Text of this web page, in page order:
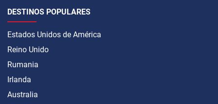
DESTINOS POPULARES
Estados Unidos de América
Reino Unido
Rumania
Irlanda
Australia